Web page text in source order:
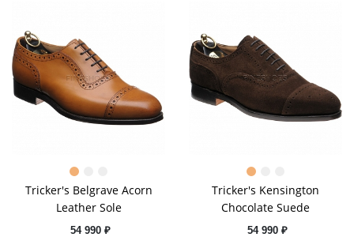
Tricker's Belgrave Acorn
Leather Sole
54 990 ₽
Tricker's Kensington
Chocolate Suede
54 990 ₽